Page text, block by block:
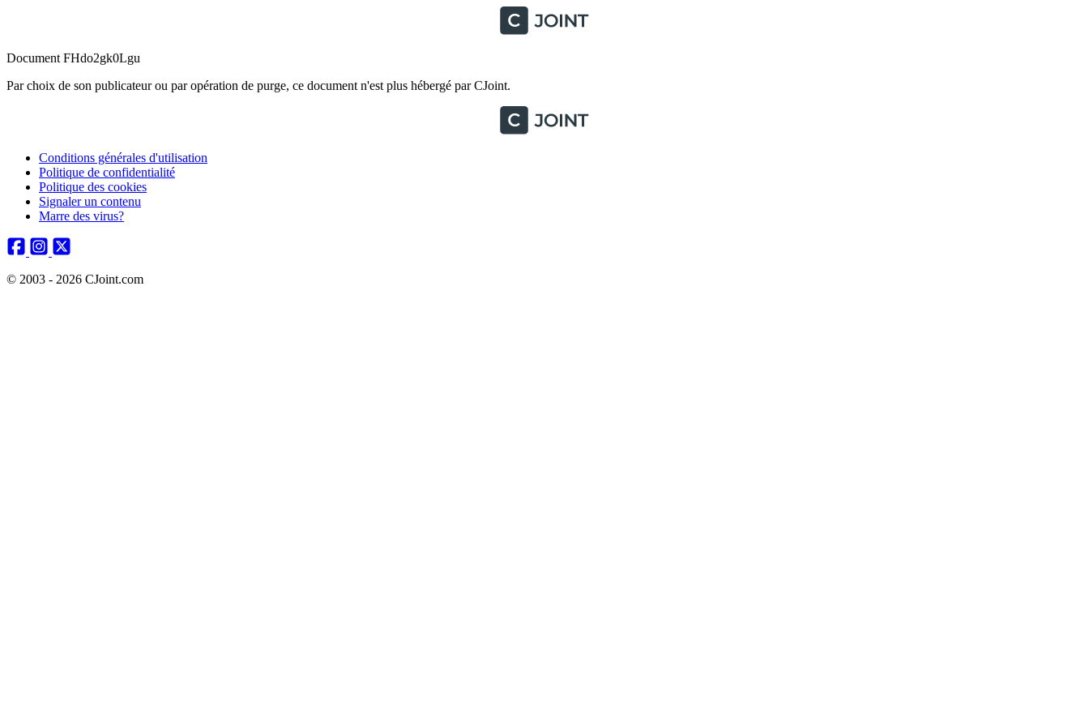
Document FHdo2gk0Lgu
Par choix de son publicateur ou par opération de purge, ce document n'est plus hébergé par CJoint.
Conditions générales d'utilisation
Politique de confidentialité
Politique des cookies
Signaler un contenu
Marre des virus?
© 2003 - 2026 CJoint.com